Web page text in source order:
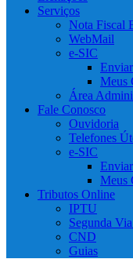
Serviços
Nota Fiscal
WebMail
e-SIC
Meus
Área
Fale Conosco
Ouvidoria
Telefones
e-SIC
Meus
Tributos Online
IPTU
Segunda
CND
Guias